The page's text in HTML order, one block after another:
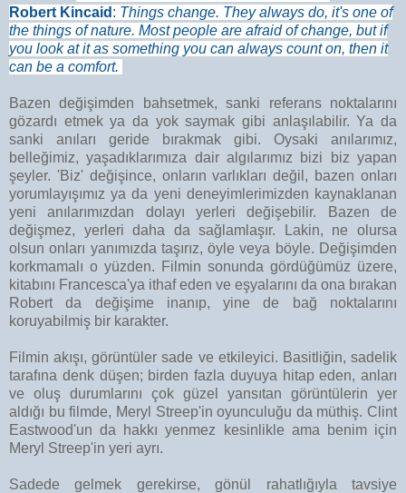
Robert Kincaid : Things change. They always do, it's one of
the things of nature. Most people are afraid of change, but if
you look at it as something you can always count on, then it
can be a comfort.
Bazen değişimden bahsetmek, sanki referans noktalarını
gözardı etmek ya da yok saymak gibi anlaşılabilir. Ya da
sanki anıları geride bırakmak gibi. Oysaki anılarımız,
belleğimiz, yaşadıklarımıza dair algılarımız bizi biz yapan
şeyler. 'Biz' değişince, onların varlıkları değil, bazen onları
yorumlayışımız ya da yeni deneyimlerimizden kaynaklanan
yeni anılarımızdan dolayı yerleri değişebilir. Bazen de
değişmez, yerleri daha da sağlamlaşır. Lakin, ne olursa
olsun onları yanımızda taşırız, öyle veya böyle. Değişimden
korkmamalı o yüzden. Filmin sonunda gördüğümüz üzere,
kitabını Francesca'ya ithaf eden ve eşyalarını da ona bırakan
Robert da değişime inanıp, yine de bağ noktalarını
koruyabilmiş bir karakter.
Filmin akışı, görüntüler sade ve etkileyici. Basitliğin, sadelik
tarafına denk düşen; birden fazla duyuya hitap eden, anları
ve oluş durumlarını çok güzel yansıtan görüntülerin yer
aldığı bu filmde, Meryl Streep'in oyunculuğu da müthiş. Clint
Eastwood'un da hakkı yenmez kesinlikle ama benim için
Meryl Streep'in yeri ayrı.
Sadede gelmek gerekirse, gönül rahatlığıyla tavsiye